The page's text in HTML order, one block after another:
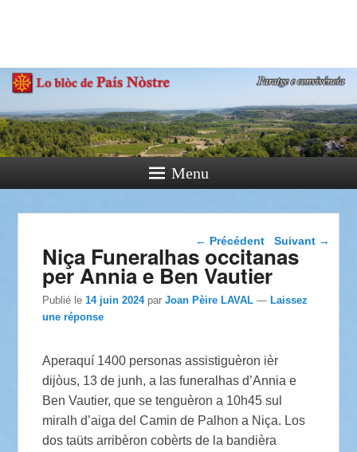
Paratge e Convivència
Menu
Navigation dans les
articles
← Précédent Suivant →
Niça Funeralhas occitanas
per Annia e Ben Vautier
Publié le14 juin 2024 parJoan Pèire LAVAL —Laissez
une réponse
Aperaquí 1400 personas assistiguèron ièr
dijòus, 13 de junh, a las funeralhas d’Annia e
Ben Vautier, que se tenguèron a 10h45 sul
miralh d’aiga del Camin de Palhon a Niça. Los
dos taüts arribèron cobèrts de la bandièra